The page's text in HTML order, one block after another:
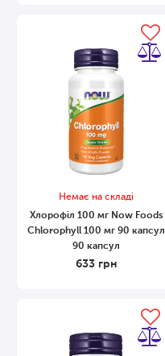
Немає на складі
Хлорофіл 100 мг Now Foods
Chlorophyll 100 мг 90 капсул
90 капсул
633 грн